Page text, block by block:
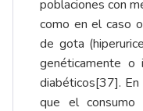
poblaciones con
como en el caso
de gota
genéticamente o
diabéticos[37].
que el consumo